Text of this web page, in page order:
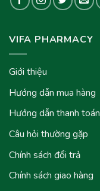
VIFA PHARMACY
Giới thiệu
Hướng dẫn mua hàng
Hướng dẫn thanh toán
Câu hỏi thường gặp
Chính sách đổi trả
Chính sách giao hàng